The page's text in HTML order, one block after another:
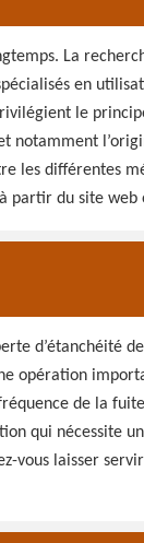
La
en
le
notamment
les différentes
partir du site
d’étanchéité
opération
de la
qui nécessite
vous laisser